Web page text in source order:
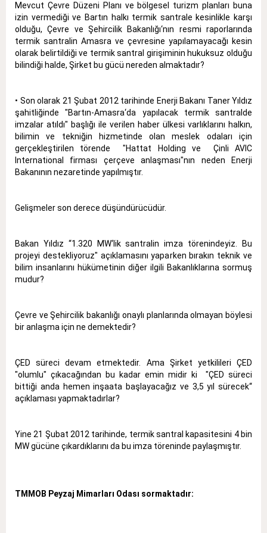
Mevcut Çevre Düzeni Planı ve bölgesel turizm planları buna
izin vermediği ve Bartın halkı termik santrale kesinlikle karşı
olduğu, Çevre ve Şehircilik Bakanlığı‘nın resmi raporlarında
termik santralin Amasra ve çevresine yapılamayacağı kesin
olarak belirtildiği ve termik santral girişiminin hukuksuz olduğu
bilindiği halde, Şirket bu gücü nereden almaktadır?
• Son olarak 21 Şubat 2012 tarihinde Enerji Bakanı Taner Yıldız
şahitliğinde "Bartın-Amasra‘da yapılacak termik santralde
imzalar atıldı" başlığı ile verilen haber ülkesi varlıklarını halkın,
bilimin ve tekniğin hizmetinde olan meslek odaları için
gerçekleştirilen törende "Hattat Holding ve Çinli AVIC
International firması çerçeve anlaşması"nın neden Enerji
Bakanının nezaretinde yapılmıştır.
Gelişmeler son derece düşündürücüdür.
Bakan Yıldız ‘‘1.320 MW‘lik santralin imza törenindeyiz. Bu
projeyi destekliyoruz" açıklamasını yaparken bırakın teknik ve
bilim insanlarını hükümetinin diğer ilgili Bakanlıklarına sormuş
mudur?
Çevre ve Şehircilik bakanlığı onaylı planlarında olmayan böylesi
bir anlaşma için ne demektedir?
ÇED süreci devam etmektedir. Ama Şirket yetkilileri ÇED
"olumlu" çıkacağından bu kadar emin midir ki "ÇED süreci
bittiği anda hemen inşaata başlayacağız ve 3,5 yıl sürecek‘‘
açıklaması yapmaktadırlar?
Yine 21 Şubat 2012 tarihinde, termik santral kapasitesini 4 bin
MW gücüne çıkardıklarını da bu imza töreninde paylaşmıştır.
TMMOB Peyzaj Mimarları Odası sormaktadır: